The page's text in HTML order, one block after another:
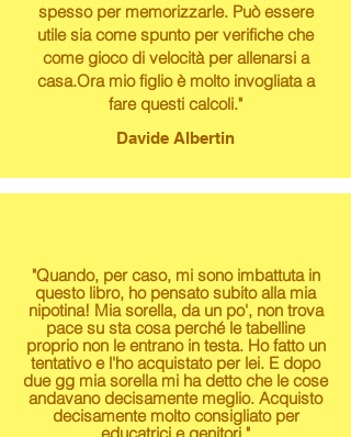
spesso per memorizzarle. Può essere
utile sia come spunto per verifiche che
come gioco di velocità per allenarsi a
casa.Ora mio figlio è molto invogliata a
fare questi calcoli."
Davide Albertin
"Quando, per caso, mi sono imbattuta in
questo libro, ho pensato subito alla mia
nipotina! Mia sorella, da un po', non trova
pace su sta cosa perché le tabelline
proprio non le entrano in testa. Ho fatto un
tentativo e l'ho acquistato per lei. E dopo
due gg mia sorella mi ha detto che le cose
andavano decisamente meglio. Acquisto
decisamente molto consigliato per